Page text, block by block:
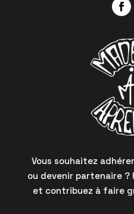
Vous souhaitez
ou devenir partenaire ?
et contribuez à faire